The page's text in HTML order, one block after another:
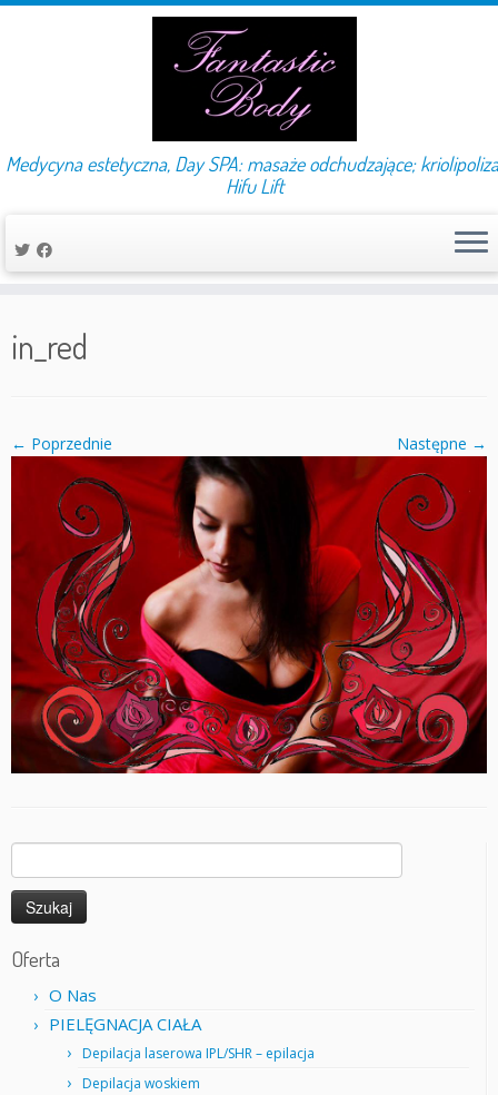
do
treści
Medycyna estetyczna, Day SPA: masaże odchudzające;
Hifu Lift
in_red
← Poprzednie Następne →
Oferta
O Nas
PIELĘGNACJA CIAŁA
Depilacja laserowa IPL/SHR – epilacja
Depilacja woskiem